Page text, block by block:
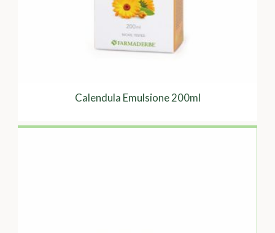
Calendula Emulsione 200ml